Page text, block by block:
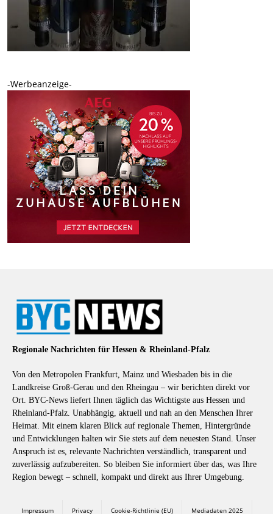
-Werbeanzeige-
Regionale Nachrichten für Hessen & Rheinland-Pfalz
Von den Metropolen Frankfurt, Mainz und Wiesbaden bis in die
Landkreise Groß-Gerau und den Rheingau – wir berichten direkt vor
Ort. BYC-News liefert Ihnen täglich das Wichtigste aus Hessen und
Rheinland-Pfalz. Unabhängig, aktuell und nah an den Menschen Ihrer
Heimat. Mit einem klaren Blick auf regionale Themen, Hintergründe
und Entwicklungen halten wir Sie stets auf dem neuesten Stand. Unser
Anspruch ist es, relevante Nachrichten verständlich, transparent und
zuverlässig aufzubereiten. So bleiben Sie informiert über das, was Ihre
Region bewegt – schnell, kompakt und direkt aus Ihrer Umgebung.
Impressum Privacy Cookie-Richtlinie (EU) Mediadaten 2025